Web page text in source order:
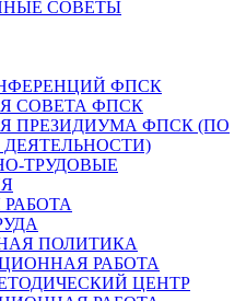
СОВЕТЫ
ФПСК
СОВЕТА ФПСК
ПРЕЗИДИУМА ФПСК (ПО
ТРУДОВЫЕ
ПОЛИТИКА
РАБОТА
ЦЕНТР